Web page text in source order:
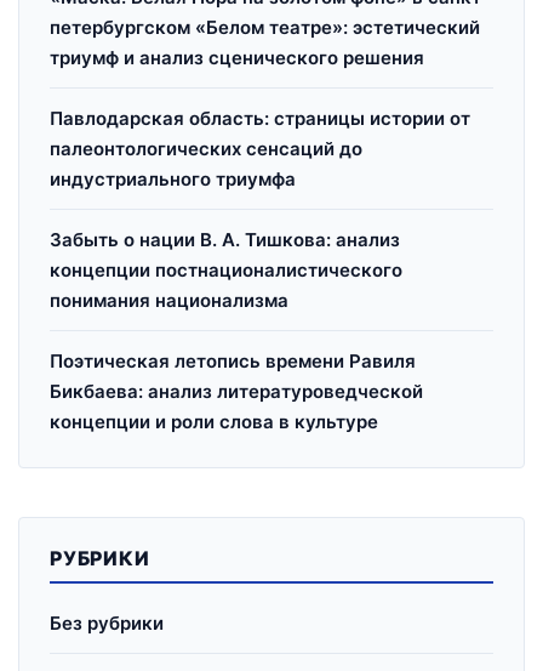
петербургском «Белом театре»: эстетический
триумф и анализ сценического решения
Павлодарская область: страницы истории от
палеонтологических сенсаций до
индустриального триумфа
Забыть о нации В. А. Тишкова: анализ
концепции постнационалистического
понимания национализма
Поэтическая летопись времени Равиля
Бикбаева: анализ литературоведческой
концепции и роли слова в культуре
РУБРИКИ
Без рубрики